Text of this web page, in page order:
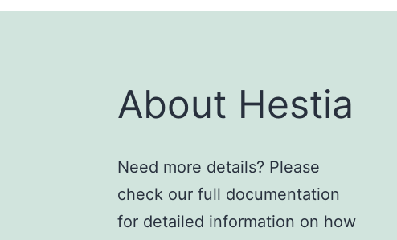
About Hestia
Need more details? Please
check our full documentation
for detailed information on how